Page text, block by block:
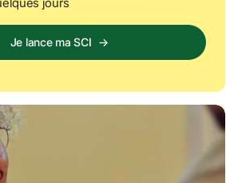
Je lance ma SCI →